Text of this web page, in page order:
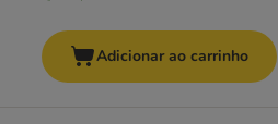
Adicionar ao carrinho